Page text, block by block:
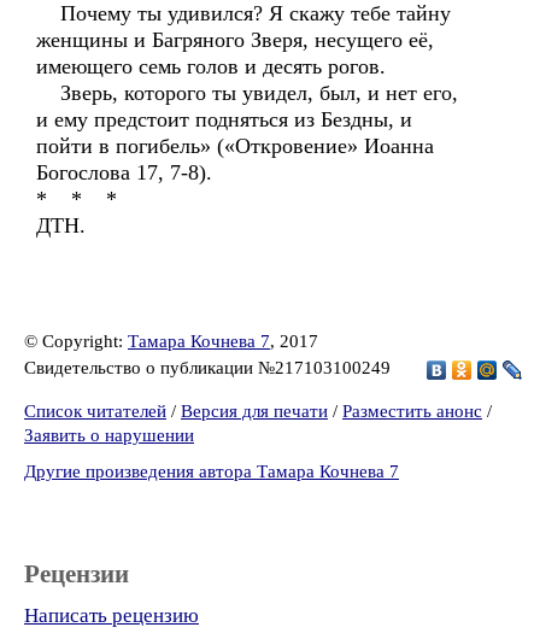
Почему ты удивился? Я скажу тебе тайну
женщины и Багряного Зверя, несущего её,
имеющего семь голов и десять рогов.
Зверь, которого ты увидел, был, и нет его,
и ему предстоит подняться из Бездны, и
пойти в погибель» («Откровение» Иоанна
Богослова 17, 7-8).
* * *
ДТН.
© Copyright: Тамара Кочнева 7, 2017
Свидетельство о публикации №217103100249
Список читателей / Версия для печати / Разместить анонс /
Заявить о нарушении
Другие произведения автора Тамара Кочнева 7
Рецензии
Написать рецензию